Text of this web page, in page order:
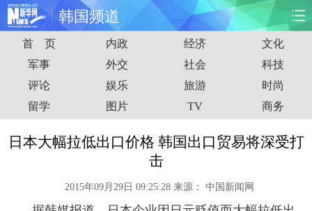
韩国频道
首页 时政 国际 财经
娱乐 体育 人事 教育
时尚 思客 地方 法治
能源 房产
首 页 内政 经济
文化
军事
外交 社会
科技
评论
娱乐 旅游
时尚
留学
图片 TV 商务
日本大幅拉低出口价格 韩国出口贸易将深受打
击
2015年09月29日 09:25:28 来源： 中国新闻网